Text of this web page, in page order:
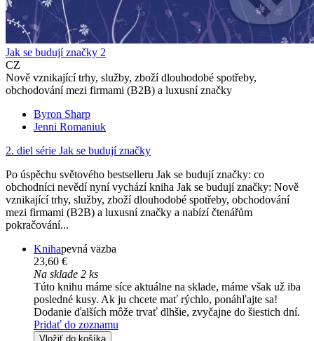
Jak se budují značky 2
CZ
Nově vznikající trhy, služby, zboží dlouhodobé spotřeby,
obchodování mezi firmami (B2B) a luxusní značky
Byron Sharp
Jenni Romaniuk
2. diel série Jak se budují značky
Po úspěchu světového bestselleru Jak se budují značky: co
obchodníci nevědí nyní vychází kniha Jak se budují značky: Nově
vznikající trhy, služby, zboží dlouhodobé spotřeby, obchodování
mezi firmami (B2B) a luxusní značky a nabízí čtenářům
pokračování...
Knihapevná väzba
23,60 €
Na sklade 2 ks
Túto knihu máme síce aktuálne na sklade, máme však už iba
posledné kusy. Ak ju chcete mať rýchlo, ponáhľajte sa!
Dodanie ďalších môže trvať dlhšie, zvyčajne do šiestich dní.
Pridať do zoznamu
Vložiť do košíka